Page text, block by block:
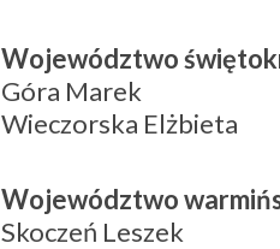
Województwo
Góra Marek
Wieczorska Elżbieta
Województwo
Skoczeń Leszek